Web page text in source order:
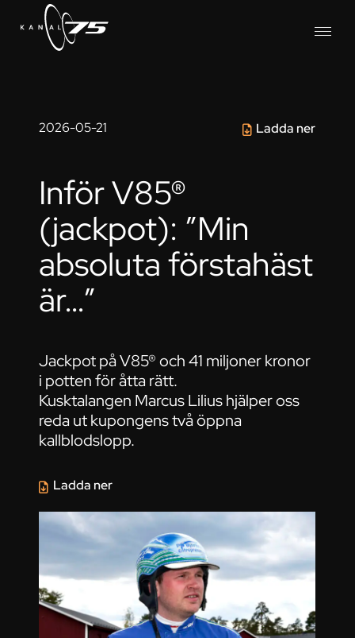
2026-05-21 Ladda ner
Inför V85®
(jackpot): ”Min
absoluta förstahäst
är…”
Jackpot på V85® och 41 miljoner kronor
i potten för åtta rätt.
Kusktalangen Marcus Lilius hjälper oss
reda ut kupongens två öppna
kallblodslopp.
Ladda ner